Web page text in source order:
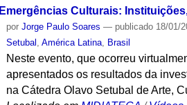
Emergências Culturais:
porJorge Paulo Soares — publicado 18/01/
Setubal ,América Latina Brasil
Neste evento, que ocorreu
apresentados os resultados da
na Cátedra Olavo Setubal de Arte,